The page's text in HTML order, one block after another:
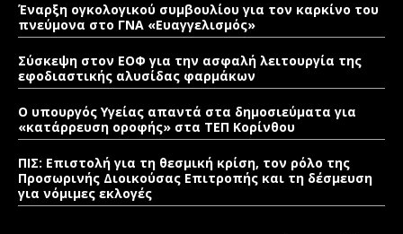
Έναρξη ογκολογικού συμβουλίου για τον καρκίνο του
πνεύμονα στο ΓΝΑ «Ευαγγελισμός»
Σύσκεψη στον ΕΟΦ για την ασφαλή λειτουργία της
εφοδιαστικής αλυσίδας φαρμάκων
Ο υπουργός Υγείας απαντά στα δημοσιεύματα για
«κατάρρευση οροφής» στα ΤΕΠ Κορίνθου
ΠΙΣ: Επιστολή για τη θεσμική κρίση, τον ρόλο της
Προσωρινής Διοικούσας Επιτροπής και τη δέσμευση
για νόμιμες εκλογές